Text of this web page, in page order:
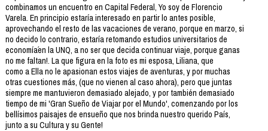
combinamos un encuentro en Capital Federal, Yo soy de Florencio
Varela. En principio estaría interesado en partir lo antes posible,
aprovechando el resto de las vacaciones de verano, porque en marzo, si
no decido lo contrario, estaría retomando estudios universitarios de
economía´en la UNQ, a no ser que decida continuar viaje, porque ganas
no me faltan!. La que figura en la foto es mi esposa, Liliana, que
como a Ella no le apasionan estos viajes de aventuras, y por muchas
otras cuestiones más, (que no vienen al caso ahora), pero que juntas
siempre me mantuvieron demasiado alejado, y por también demasiado
tiempo de mi 'Gran Sueño de Viajar por el Mundo', comenzando por los
bellísimos paisajes de ensueño que nos brinda nuestro querido País,
junto a su Cultura y su Gente!